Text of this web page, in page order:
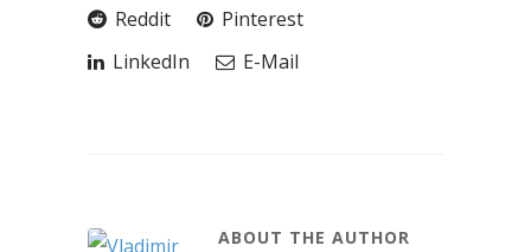
Reddit
Pinterest
LinkedIn
E-Mail
ABOUT THE AUTHOR